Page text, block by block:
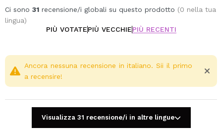
Ci sono 31 recensione/i globali su questo prodotto (0 nella tua
lingua)
PIÙ VOTATEPIÙ VECCHIEPIÙ RECENTI
Ancora nessuna recensione in italiano. Sii il primo
a recensire!
Visualizza 31 recensione/i in altre lingue